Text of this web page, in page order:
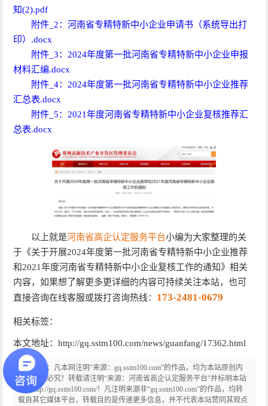
知(2).pdf
附件_2：河南省专精特新中小企业申请书（系统导出打
印）.docx
附件_3：2024年度第一批河南省专精特新中小企业申报
材料汇编.docx
附件_4：2024年度第一批河南省专精特新中小企业推荐
汇总表.docx
附件_5：2021年度河南省专精特新中小企业复核推荐汇
总表.docx
以上就是河南省高企认定服务平台小编为大家整理的关
于《关于开展2024年度第一批河南省专精特新中小企业推荐
和2021年度河南省专精特新中小企业复核工作的通知》相关
内容，如果想了解更多更详细的内容可持续关注本站，也可
直接咨询在线客服或拨打咨询热线： 173-2481-0679
相关标签：
本文地址：http://gq.sstm100.com/news/guanfang/17362.html
版权声明：凡本网注明"来源：gq.sstm100.com”的作品，均为本站原创内
容，侵权必究！转载请注明“来源：河南省高企认定服务平台”并标明本站
链接http://gq.sstm100.com/！凡注明来源非“gq.sstm100.com”的作品，均转
载自其它媒体平台，转载目的是传递更多信息，并不代表本站赞同其观点